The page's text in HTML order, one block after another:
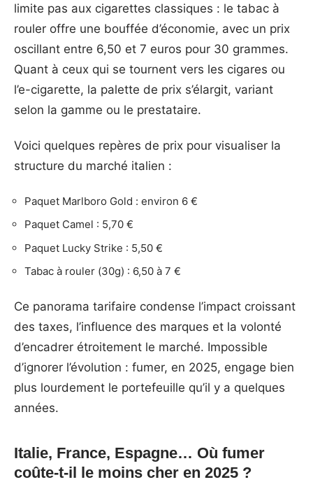
limite pas aux cigarettes classiques : le tabac à
rouler offre une bouffée d’économie, avec un prix
oscillant entre 6,50 et 7 euros pour 30 grammes.
Quant à ceux qui se tournent vers les cigares ou
l’e-cigarette, la palette de prix s’élargit, variant
selon la gamme ou le prestataire.
Voici quelques repères de prix pour visualiser la
structure du marché italien :
Paquet Marlboro Gold : environ 6 €
Paquet Camel : 5,70 €
Paquet Lucky Strike : 5,50 €
Tabac à rouler (30g) : 6,50 à 7 €
Ce panorama tarifaire condense l’impact croissant
des taxes, l’influence des marques et la volonté
d’encadrer étroitement le marché. Impossible
d’ignorer l’évolution : fumer, en 2025, engage bien
plus lourdement le portefeuille qu’il y a quelques
années.
Italie, France, Espagne… Où fumer
coûte-t-il le moins cher en 2025 ?